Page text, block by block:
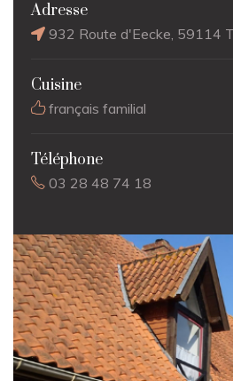
Adresse
932 Route d'Eecke, 59114
Cuisine
français familial
Téléphone
03 28 48 74 18